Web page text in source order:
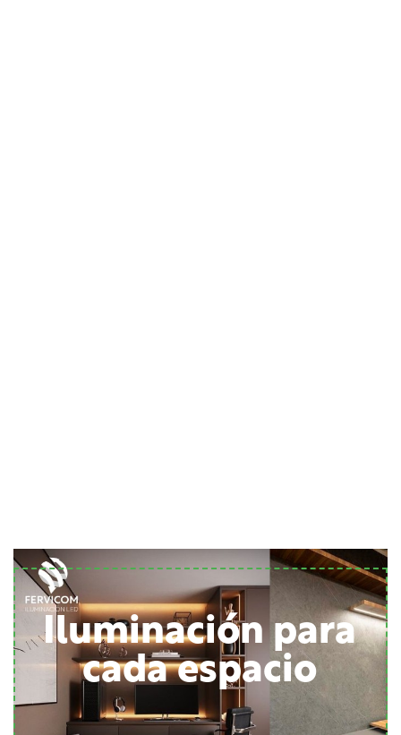
Iluminación para
cada espacio